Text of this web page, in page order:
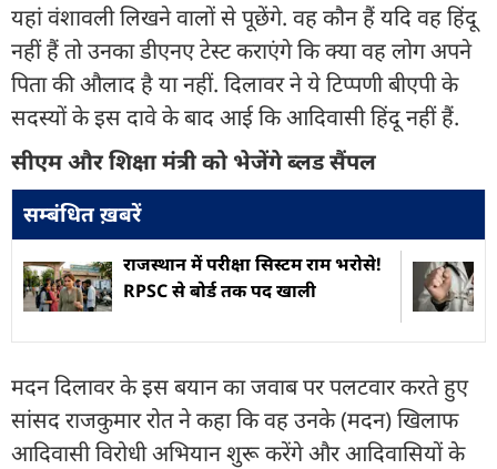
यहां वंशावली लिखने वालों से पूछेंगे. वह कौन हैं यदि वह हिंदू
नहीं हैं तो उनका डीएनए टेस्ट कराएंगे कि क्या वह लोग अपने
पिता की औलाद है या नहीं. दिलावर ने ये टिप्पणी बीएपी के
सदस्यों के इस दावे के बाद आई कि आदिवासी हिंदू नहीं हैं.
सीएम और शिक्षा मंत्री को भेजेंगे ब्लड सैंपल
सम्बंधित ख़बरें
राजस्थान में परीक्षा सिस्टम राम भरोसे!
RPSC से बोर्ड तक पद खाली
मदन दिलावर के इस बयान का जवाब पर पलटवार करते हुए
सांसद राजकुमार रोत ने कहा कि वह उनके (मदन) खिलाफ
आदिवासी विरोधी अभियान शुरू करेंगे और आदिवासियों के